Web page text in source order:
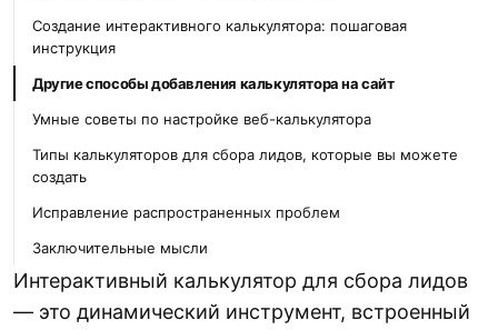
Интерактивный калькулятор для сбора лидов
— это динамический инструмент, встроенный
Создание интерактивного калькулятора: пошаговая
инструкция
Другие способы добавления калькулятора на сайт
Умные советы по настройке веб-калькулятора
Типы калькуляторов для сбора лидов, которые вы можете
создать
Исправление распространенных проблем
Заключительные мысли